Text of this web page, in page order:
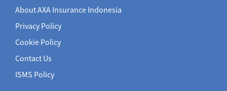
About AXA Insurance Indonesia
Privacy Policy
Cookie Policy
Contact Us
ISMS Policy